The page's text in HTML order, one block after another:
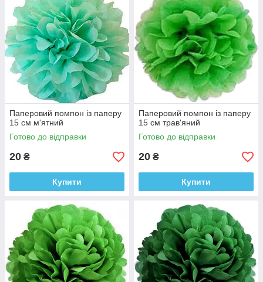
Паперовий помпон із паперу
15 см м'ятний
Готово до відправки
20 ₴
Купити
Паперовий помпон із паперу
15 см трав'яний
Готово до відправки
20 ₴
Купити